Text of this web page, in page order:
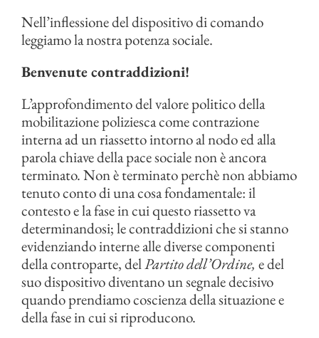
Nell’inflessione del dispositivo di comando
leggiamo la nostra potenza sociale.
Benvenute contraddizioni!
L’approfondimento del valore politico della
mobilitazione poliziesca come contrazione
interna ad un riassetto intorno al nodo ed alla
parola chiave della pace sociale non è ancora
terminato. Non è terminato perchè non abbiamo
tenuto conto di una cosa fondamentale: il
contesto e la fase in cui questo riassetto va
determinandosi; le contraddizioni che si stanno
evidenziando interne alle diverse componenti
della controparte, delPartito dell’Ordine, e del
suo dispositivo diventano un segnale decisivo
quando prendiamo coscienza della situazione e
della fase in cui si riproducono.